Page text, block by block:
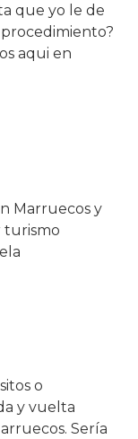
que yo le de
procedimiento?
aqui en
Marruecos y
turismo
o
y vuelta
Sería